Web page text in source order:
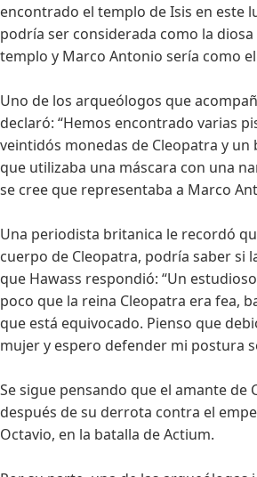
encontrado el templo de Isis en este
podría ser considerada como la
templo y Marco Antonio sería como
Uno de los arqueólogos que
declaró: “Hemos encontrado varias
veintidós monedas de Cleopatra y
que utilizaba una máscara con una
se cree que representaba a Marco
Una periodista britanica le recordó
cuerpo de Cleopatra, podría saber si
que Hawass respondió: “Un
poco que la reina Cleopatra era fea,
que está equivocado. Pienso que
mujer y espero defender mi postura
Se sigue pensando que el amante de
después de su derrota contra el
Octavio, en la batalla de Actium.